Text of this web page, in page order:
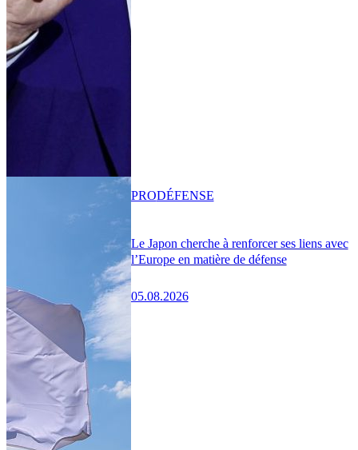
Le Japon cherche à renforcer ses liens avec
l’Europe en matière de défense
05.08.2026
PRODÉFENSE